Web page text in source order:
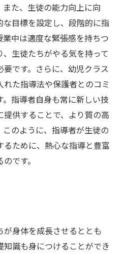
た、生徒の能力向上に向
な目標を設定し、段階的に指
中は適度な緊張感を持ちつ
生徒たちがやる気を持って
です。さらに、幼児クラス
た指導法や保護者とのコミ
。指導者自身も常に新しい技
供することで、より質の高
このように、指導者が生徒の
るために、熱心な指導と豊富
です。
身体を成長させるととも
知識も身につけることができ